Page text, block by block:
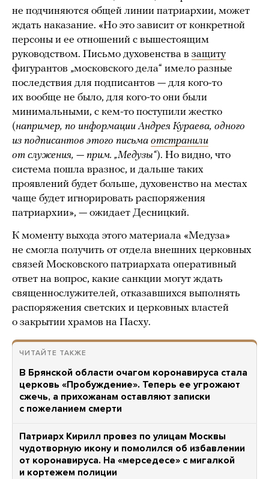
не подчиняются общей линии патриархии, может
ждать наказание. «Но это зависит от конкретной
персоны и ее отношений с вышестоящим
руководством. Письмо духовенства в защиту
фигурантов „московского дела“ имело разные
последствия для подписантов — для кого-то
их вообще не было, для кого-то они были
минимальными, с кем-то поступили жестко
(например, по информации Андрея Кураева, одного
из подписантов этого письма отстранили
от служения, — прим. „Медузы“). Но видно, что
система пошла вразнос, и дальше таких
проявлений будет больше, духовенство на местах
чаще будет игнорировать распоряжения
патриархии», — ожидает Десницкий.
К моменту выхода этого материала «Медуза»
не смогла получить от отдела внешних церковных
связей Московского патриархата оперативный
ответ на вопрос, какие санкции могут ждать
священнослужителей, отказавшихся выполнять
распоряжения светских и церковных властей
о закрытии храмов на Пасху.
ЧИТАЙТЕ ТАКЖЕ
В Брянской области очагом коронавируса стала
церковь «Пробуждение». Теперь ее угрожают
сжечь, а прихожанам оставляют записки
с пожеланием смерти
Патриарх Кирилл провез по улицам Москвы
чудотворную икону и помолился об избавлении
от коронавируса. На «мерседесе» с мигалкой
и кортежем полиции